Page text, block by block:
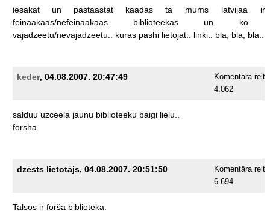
iesakat un pastaastat kaadas ta mums latvijaa
ir
feinaakaas/nefeinaakaas
biblioteekas un
ko
vajadzeetu/nevajadzeetu..
kuras pashi lietojat.. linki.. bla, bla, bla..
keder, 04.08.2007. 20:47:49
Komentāra
4.062
salduu uzceela jaunu biblioteeku baigi lielu..
forsha.
dzēsts lietotājs, 04.08.2007. 20:51:50
Komentāra
6.694
Talsos ir forša bibliotēka.